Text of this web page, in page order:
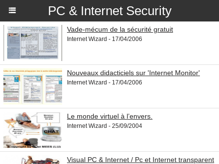
PC & Internet Security
Vade-mécum de la sécurité gratuit
Internet Wizard - 17/04/2006
Nouveaux didacticiels sur 'Internet Monitor'
Internet Wizard - 17/04/2006
Le monde virtuel à l’envers.
Internet Wizard - 25/09/2004
Visual PC & Internet / Pc et Internet transparent